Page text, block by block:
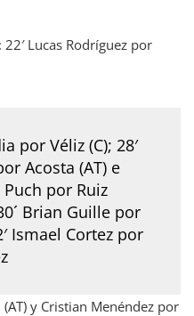
Lucas Rodríguez por
por Véliz (C); 28′
Acosta (AT) e
por Ruiz
Brian Guille por
Ismael Cortez por
y Cristian Menéndez por